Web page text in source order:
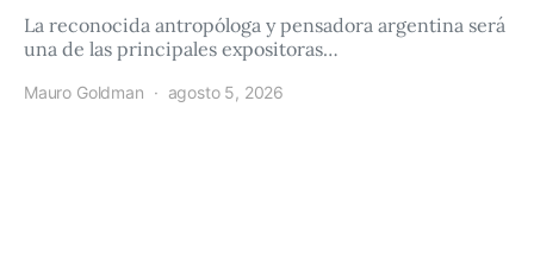
La reconocida antropóloga y pensadora argentina será
una de las principales expositoras…
Mauro Goldman agosto 5, 2026